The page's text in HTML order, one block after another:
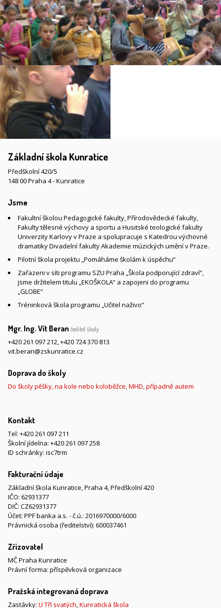
Základní škola Kunratice
Předškolní 420/5
148 00 Praha 4 - Kunratice
Jsme
Fakultní školou Pedagogické fakulty, Přírodovědecké fakulty,
Fakulty tělesné výchovy a sportu a Husitské teologické fakulty
Univerzity Karlovy v Praze a spolupracuje s Katedrou výchovné
dramatiky Divadelní fakulty Akademie múzických umění v Praze.
Pilotní škola projektu „Pomáháme školám k úspěchu“
Zařazeni v síti programu SZU Praha „Škola podporující zdraví“,
jsme držitelem titulu „EKOŠKOLA“ a zapojeni do programu
„GLOBE“
Tréninková škola programu „Učitel naživo“
Mgr. Ing. Vít Beran ředitel školy
+420 261 097 212,+420 724 370 813
vit.beran@zskunratice.cz
Doprava do školy
Do školy pěšky, na kole nebo koloběžce, MHD, případně autem
Kontakt
Tel: +420 261 097 211
Školní jídelna: +420 261 097 258
ID schránky: isc7trm
Fakturační údaje
Základní škola Kunratice, Praha 4, Předškolní 420
IČO: 62931377
DIČ: CZ62931377
Účet: PPF banka a.s. - č.ú.: 2016970000/6000
Právnická osoba (ředitelství): 600037461
Zřizovatel
MČ Praha Kunratice
Právní forma: příspěvková organizace
Pražská integrovaná doprava
Zastávky: U Tří svatých,Kunratická škola